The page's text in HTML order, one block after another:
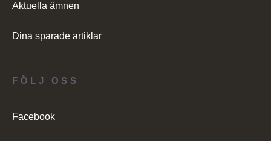
Aktuella ämnen
Dina sparade artiklar
FÖLJ OSS
Facebook